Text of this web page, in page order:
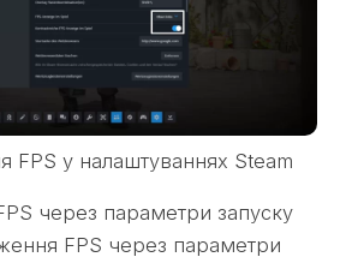
FPS у налаштуваннях Steam
через параметри запуску
FPS через параметри